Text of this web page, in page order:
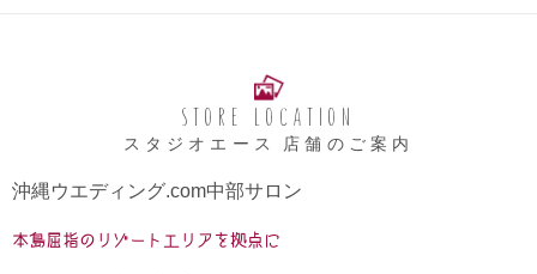
store location
スタジオエース 店舗のご案内
沖縄ウエディング.com中部サロン
本島屈指のリゾートエリアを拠点に